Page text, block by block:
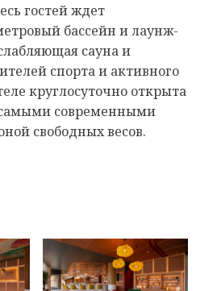
гостей ждет
бассейн и лаунж-
сауна и
спорта и активного
круглосуточно открыта
современными
свободных весов.